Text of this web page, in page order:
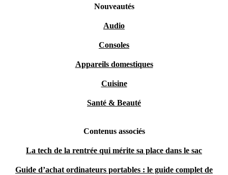
Nouveautés
Audio
Consoles
Appareils domestiques
Cuisine
Santé & Beauté
Contenus associés
La tech de la rentrée qui mérite sa place dans le sac
Guide d’achat ordinateurs portables : le guide complet de